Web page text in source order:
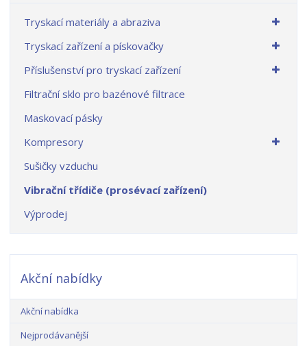
Tryskací materiály a abraziva
Tryskací zařízení a pískovačky
Příslušenství pro tryskací zařízení
Filtrační sklo pro bazénové filtrace
Maskovací pásky
Kompresory
Sušičky vzduchu
Vibrační třídiče (prosévací zařízení)
Výprodej
Akční nabídky
Akční nabídka
Nejprodávanější